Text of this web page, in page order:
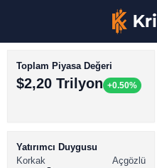
BİTCOİN HABERLERİ
Toplam Piyasa Değeri
$2,20 Trilyon +0.50%
Yatırımcı Duygusu
Korkak
Açgözlü